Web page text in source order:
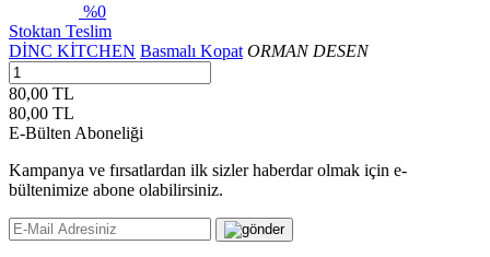
%0
Stoktan Teslim
DİNC KİTCHEN Basmalı Kopat ORMAN DESEN
80,00 TL
80,00 TL
E-Bülten Aboneliği
Kampanya ve fırsatlardan ilk sizler haberdar olmak için e-
bültenimize abone olabilirsiniz.